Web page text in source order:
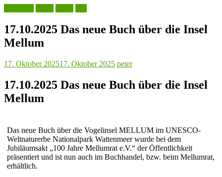
17.10.2025 Das neue Buch über die Insel
Mellum
17. Oktober 202517. Oktober 2025 peter
17.10.2025 Das neue Buch über die Insel
Mellum
Das neue Buch über die Vogelinsel MELLUM im UNESCO-
Weltnaturerbe Nationalpark Wattenmeer wurde bei dem
Jubiläumsakt „100 Jahre Mellumrat e.V.“ der Öffentlichkeit
präsentiert und ist nun auch im Buchhandel, bzw. beim Mellumrat,
erhältlich.